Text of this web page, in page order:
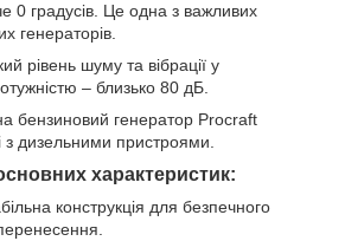
0 градусів. Це одна з важливих
генераторів.
рівень шуму та вібрації у
– близько 80 дБ.
бензиновий генератор Procraft
з дизельними пристроями.
характеристик:
конструкція для безпечного